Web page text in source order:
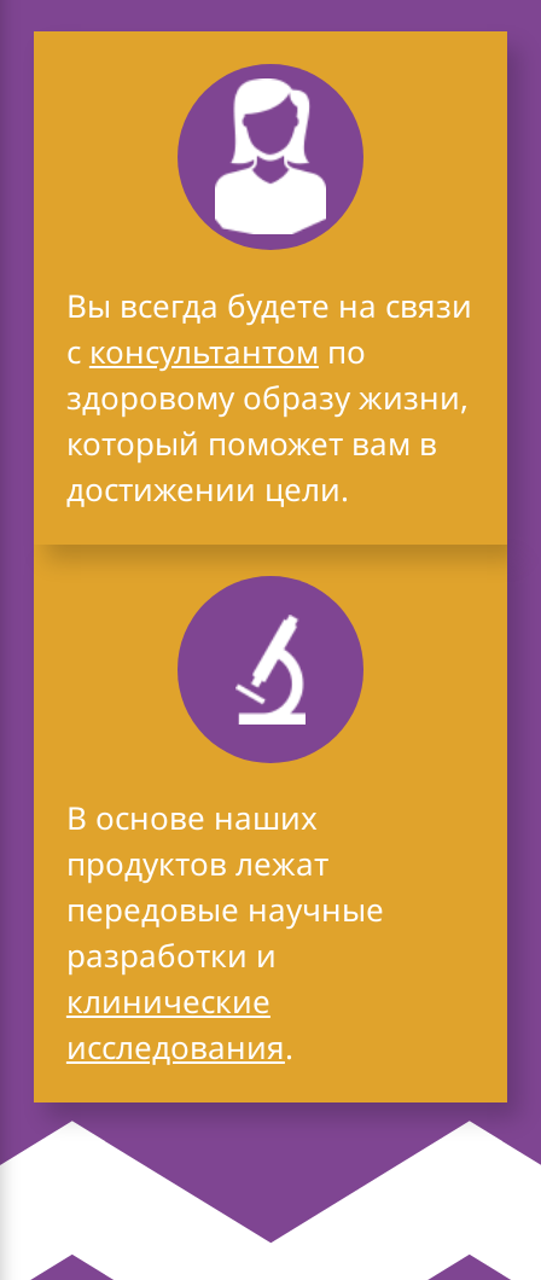
Вы всегда будете на связи
с консультантом по
здоровому образу жизни,
который поможет вам в
достижении цели.
В основе наших
продуктов лежат
передовые научные
разработки и
клинические
исследования.